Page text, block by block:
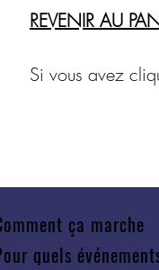
REVENIR AU
Si vous avez
ça marche
quels